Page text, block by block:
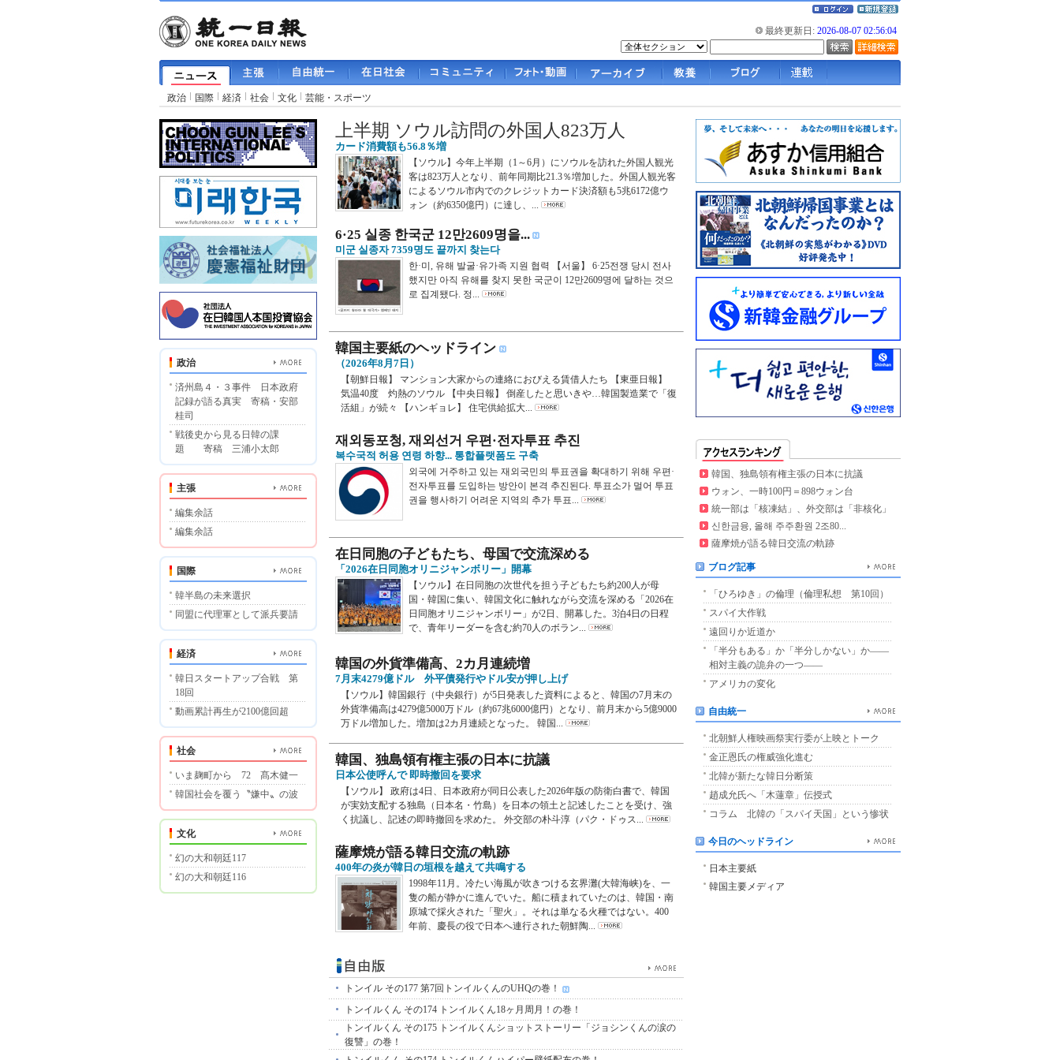
最終更新日: 2026-08-07 02:56:04
政治 国際 経済 社会 文化 芸能・スポーツ
政治
済州島４・３事件 日本政府
記録が語る真実 寄稿・安部
桂司
戦後史から見る日韓の課
題 寄稿 三浦小太郎
主張
編集余話
編集余話
国際
韓半島の未来選択
同盟に代理軍として派兵要請
経済
韓日スタートアップ合戦 第
18回
動画累計再生が2100億回超
社会
いま麹町から 72 髙木健一
韓国社会を覆う〝嫌中〟の波
文化
幻の大和朝廷117
幻の大和朝廷116
上半期 ソウル訪問の外国人823万人
カード消費額も56.8％増
【ソウル】今年上半期（1～6月）にソウルを訪れた外国人観光
客は823万人となり、前年同期比21.3％増加した。外国人観光客
によるソウル市内でのクレジットカード決済額も5兆6172億ウ
ォン（約6350億円）に達し、...
6·25 실종 한국군 12만2609명을...
미군 실종자 7359명도 끝까지 찾는다
한·미, 유해 발굴·유가족 지원 협력 【서울】 6·25전쟁 당시 전사
했지만 아직 유해를 찾지 못한 국군이 12만2609명에 달하는 것으
로 집계됐다. 정...
韓国主要紙のヘッドライン
（2026年8月7日）
【朝鮮日報】 マンション大家からの連絡におびえる賃借人たち 【東亜日報】
気温40度 灼熱のソウル 【中央日報】 倒産したと思いきや…韓国製造業で「復
活組」が続々 【ハンギョレ】 住宅供給拡大...
재외동포청, 재외선거 우편·전자투표 추진
복수국적 허용 연령 하향... 통합플랫폼도 구축
외국에 거주하고 있는 재외국민의 투표권을 확대하기 위해 우편·
전자투표를 도입하는 방안이 본격 추진된다. 투표소가 멀어 투표
권을 행사하기 어려운 지역의 추가 투표...
在日同胞の子どもたち、母国で交流深める
「2026在日同胞オリニジャンボリー」開幕
【ソウル】在日同胞の次世代を担う子どもたち約200人が母
国・韓国に集い、韓国文化に触れながら交流を深める「2026在
日同胞オリニジャンボリー」が2日、開幕した。3泊4日の日程
で、青年リーダーを含む約70人のボラン...
韓国の外貨準備高、2カ月連続増
7月末4279億ドル 外平債発行やドル安が押し上げ
【ソウル】韓国銀行（中央銀行）が5日発表した資料によると、韓国の7月末の
外貨準備高は4279億5000万ドル（約67兆6000億円）となり、前月末から5億9000
万ドル増加した。増加は2カ月連続となった。 韓国...
韓国、独島領有権主張の日本に抗議
日本公使呼んで 即時撤回を要求
【ソウル】 政府は4日、日本政府が同日公表した2026年版の防衛白書で、韓国
が実効支配する独島（日本名・竹島）を日本の領土と記述したことを受け、強
く抗議し、記述の即時撤回を求めた。 外交部の朴斗淳（パク・ドゥス...
薩摩焼が語る韓日交流の軌跡
400年の炎が韓日の垣根を越えて共鳴する
1998年11月。冷たい海風が吹きつける玄界灘(大韓海峡)を、一
隻の船が静かに進んでいた。船に積まれていたのは、韓国・南
原城で採火された「聖火」。それは単なる火種ではない。400
年前、慶長の役で日本へ連行された朝鮮陶...
トンイル その177 第7回トンイルくんのUHQの巻！
トンイルくん その174 トンイルくん18ヶ月周月！の巻！
トンイルくん その175 トンイルくんショットストーリー「ジョシンくんの涙の
復讐」の巻！
韓国、独島領有権主張の日本に抗議
ウォン、一時100円＝898ウォン台
統一部は「核凍結」、外交部は「非核化」
신한금융, 올해 주주환원 2조80...
薩摩焼が語る韓日交流の軌跡
ブログ記事
「ひろゆき」の倫理（倫理私想 第10回）
スパイ大作戦
遠回りか近道か
「半分もある」か「半分しかない」か――
相対主義の詭弁の一つ――
アメリカの変化
自由統一
北朝鮮人権映画祭実行委が上映とトーク
金正恩氏の権威強化進む
北韓が新たな韓日分断策
趙成允氏へ「木蓮章」伝授式
コラム 北韓の「スパイ天国」という惨状
今日のヘッドライン
日本主要紙
韓国主要メディア